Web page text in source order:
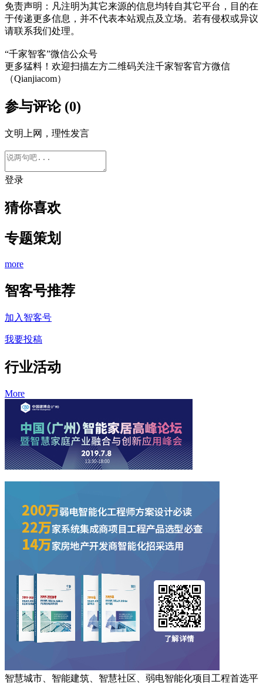
免责声明：凡注明为其它来源的信息均转自其它平台，目的在
于传递更多信息，并不代表本站观点及立场。若有侵权或异议
请联系我们处理。
“千家智客”微信公众号
更多猛料！欢迎扫描左方二维码关注千家智客官方微信
（Qianjiacom）
参与评论 (0)
文明上网，理性发言
登录
猜你喜欢
专题策划
more
智客号推荐
加入智客号
我要投稿
行业活动
More
智慧城市、智能建筑、智慧社区、弱电智能化项目工程首选平